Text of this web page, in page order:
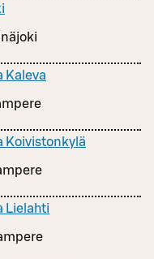
Kaleva
Koivistonkylä
Lielahti